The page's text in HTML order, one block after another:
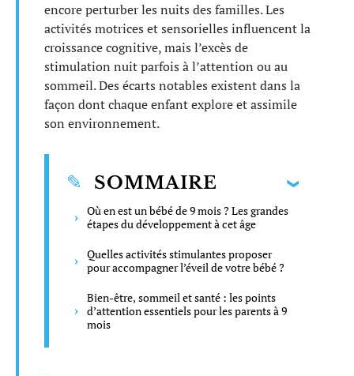
encore perturber les nuits des familles. Les
activités motrices et sensorielles influencent la
croissance cognitive, mais l’excès de
stimulation nuit parfois à l’attention ou au
sommeil. Des écarts notables existent dans la
façon dont chaque enfant explore et assimile
son environnement.
SOMMAIRE
Où en est un bébé de 9 mois ? Les grandes
étapes du développement à cet âge
Quelles activités stimulantes proposer
pour accompagner l’éveil de votre bébé ?
Bien-être, sommeil et santé : les points
d’attention essentiels pour les parents à 9
mois